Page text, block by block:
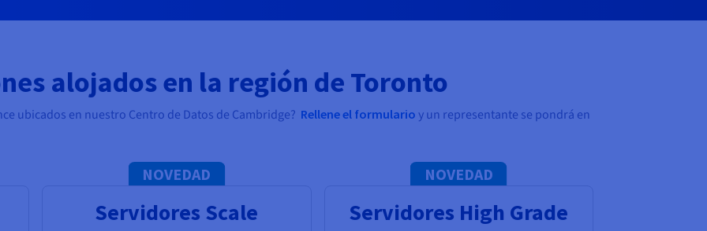
alojados en la región de Toronto
ubicados en nuestro Centro de Datos de Cambridge? Rellene el formulario y un representante se pondrá en
NOVEDAD
Servidores Scale
NOVEDAD
Servidores High Grade